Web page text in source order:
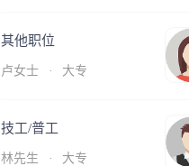
其他职位
卢女士 · 大专
技工/普工
林先生 · 大专